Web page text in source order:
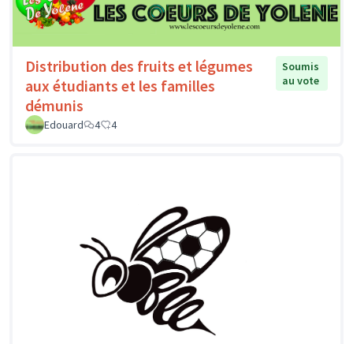
Distribution des fruits et légumes
aux étudiants et les familles
démunis
Soumis
au vote
Edouard 4 4